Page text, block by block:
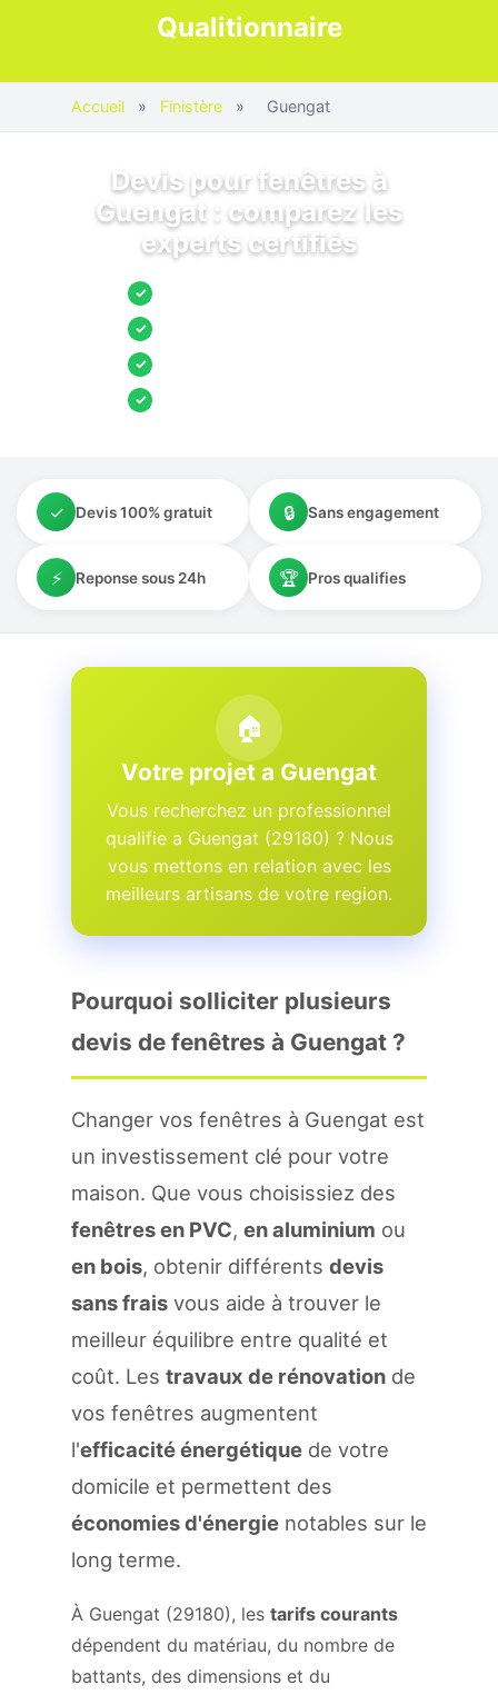
Qualitionnaire
Accueil » Finistère » Guengat
Devis pour fenêtres à
Guengat : comparez les
experts certifiés
✓
✓
✓
✓
✓ Devis 100% gratuit 🔒 Sans engagement
⚡ Reponse sous 24h 🏆 Pros qualifies
🏠
Votre projet a Guengat
Vous recherchez un professionnel
qualifie a Guengat (29180) ? Nous
vous mettons en relation avec les
meilleurs artisans de votre region.
Pourquoi solliciter plusieurs
devis de fenêtres à Guengat ?
Changer vos fenêtres à Guengat est
un investissement clé pour votre
maison. Que vous choisissiez des
fenêtres en PVC, en aluminium ou
en bois, obtenir différents devis
sans frais vous aide à trouver le
meilleur équilibre entre qualité et
coût. Les travaux de rénovation de
vos fenêtres augmentent
l'efficacité énergétique de votre
domicile et permettent des
économies d'énergie notables sur le
long terme.
À Guengat (29180), les tarifs courants
dépendent du matériau, du nombre de
battants, des dimensions et du